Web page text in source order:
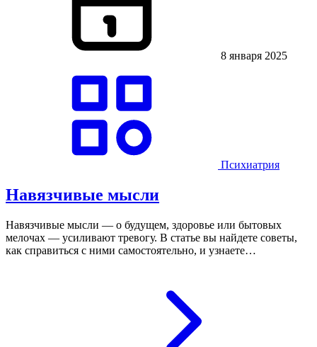
8 января 2025
Психиатрия
Навязчивые мысли
Навязчивые мысли — о будущем, здоровье или бытовых
мелочах — усиливают тревогу. В статье вы найдете советы,
как справиться с ними самостоятельно, и узнаете…